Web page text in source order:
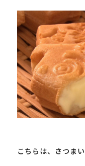
こちらは、さつま